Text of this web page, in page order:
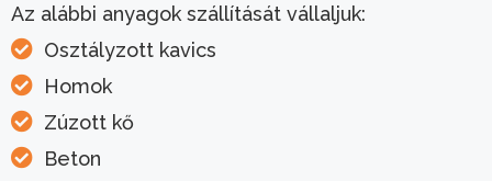
Az alábbi anyagok szállítását vállaljuk:
Osztályzott kavics
Homok
Zúzott kő
Beton